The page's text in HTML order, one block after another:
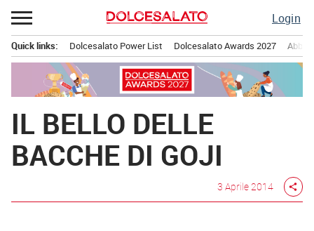
Passa
al
contenuto
Login
principale
Quick links: Dolcesalato Power List Dolcesalato Awards 2027
IL BELLO DELLE
BACCHE DI GOJI
3 Aprile 2014 share